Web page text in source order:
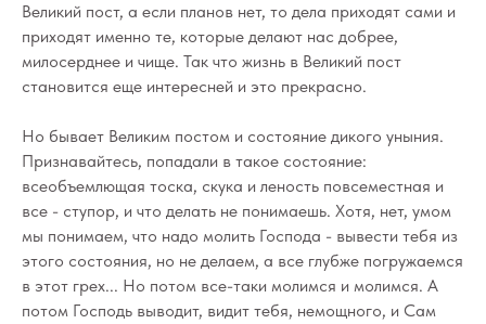
Великий пост, а если планов нет, то дела приходят сами и
приходят именно те, которые делают нас добрее,
милосерднее и чище. Так что жизнь в Великий пост
становится еще интересней и это прекрасно.
Но бывает Великим постом и состояние дикого уныния.
Признавайтесь, попадали в такое состояние:
всеобъемлющая тоска, скука и леность повсеместная и
все - ступор, и что делать не понимаешь. Хотя, нет, умом
мы понимаем, что надо молить Господа - вывести тебя из
этого состояния, но не делаем, а все глубже погружаемся
в этот грех... Но потом все-таки молимся и молимся. А
потом Господь выводит, видит тебя, немощного, и Сам